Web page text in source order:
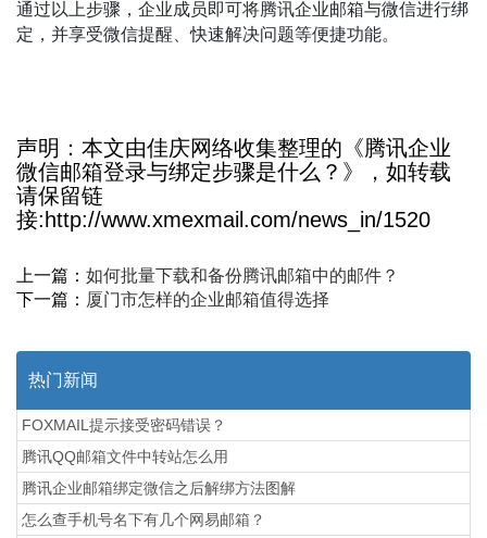
通过以上步骤，企业成员即可将腾讯企业邮箱与微信进行绑
定，并享受微信提醒、快速解决问题等便捷功能。
声明：本文由佳庆网络收集整理的《腾讯企业
微信邮箱登录与绑定步骤是什么？》，如转载
请保留链
接:http://www.xmexmail.com/news_in/1520
上一篇： 如何批量下载和备份腾讯邮箱中的邮件？
下一篇： 厦门市怎样的企业邮箱值得选择
热门新闻
FOXMAIL提示接受密码错误？
腾讯QQ邮箱文件中转站怎么用
腾讯企业邮箱绑定微信之后解绑方法图解
怎么查手机号名下有几个网易邮箱？